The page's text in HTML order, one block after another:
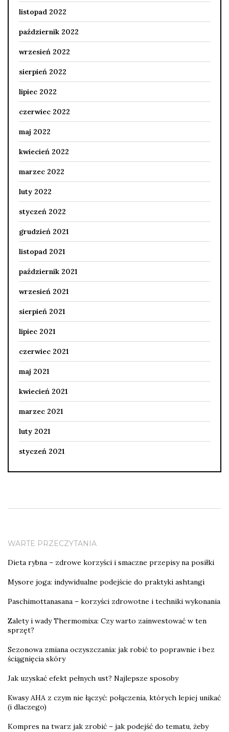
listopad 2022
październik 2022
wrzesień 2022
sierpień 2022
lipiec 2022
czerwiec 2022
maj 2022
kwiecień 2022
marzec 2022
luty 2022
styczeń 2022
grudzień 2021
listopad 2021
październik 2021
wrzesień 2021
sierpień 2021
lipiec 2021
czerwiec 2021
maj 2021
kwiecień 2021
marzec 2021
luty 2021
styczeń 2021
WARTE PRZECZYTANIA
Dieta rybna – zdrowe korzyści i smaczne przepisy na posiłki
Mysore joga: indywidualne podejście do praktyki ashtangi
Paschimottanasana – korzyści zdrowotne i techniki wykonania
Zalety i wady Thermomixa: Czy warto zainwestować w ten
sprzęt?
Sezonowa zmiana oczyszczania: jak robić to poprawnie i bez
ściągnięcia skóry
Jak uzyskać efekt pełnych ust? Najlepsze sposoby
Kwasy AHA z czym nie łączyć: połączenia, których lepiej unikać
(i dlaczego)
Kompres na twarz jak zrobić – jak podejść do tematu, żeby